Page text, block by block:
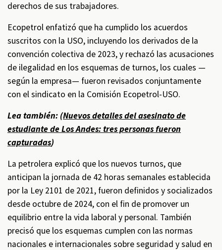
derechos de sus trabajadores.
Ecopetrol enfatizó que ha cumplido los acuerdos
suscritos con la USO, incluyendo los derivados de la
convención colectiva de 2023, y rechazó las acusaciones
de ilegalidad en los esquemas de turnos, los cuales —
según la empresa— fueron revisados conjuntamente
con el sindicato en la Comisión Ecopetrol-USO.
Lea también: (Nuevos detalles del asesinato de
estudiante de Los Andes: tres personas fueron
capturadas)
La petrolera explicó que los nuevos turnos, que
anticipan la jornada de 42 horas semanales establecida
por la Ley 2101 de 2021, fueron definidos y socializados
desde octubre de 2024, con el fin de promover un
equilibrio entre la vida laboral y personal. También
precisó que los esquemas cumplen con las normas
nacionales e internacionales sobre seguridad y salud en